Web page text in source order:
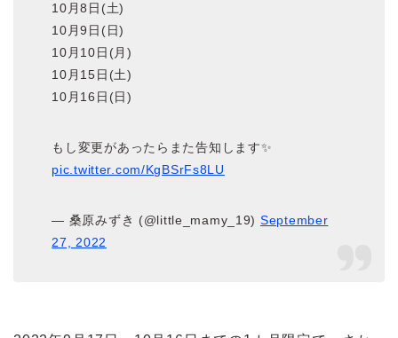
10月8日(土)
10月9日(日)
10月10日(月)
10月15日(土)
10月16日(日)
もし変更があったらまた告知します✨
pic.twitter.com/KgBSrFs8LU
— 桑原みずき (@little_mamy_19) September
27, 2022